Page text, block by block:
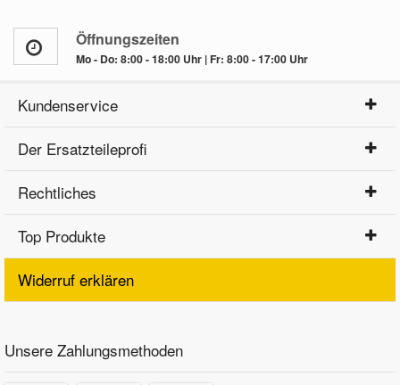
Öffnungszeiten
Mo - Do: 8:00 - 18:00 Uhr | Fr: 8:00 - 17:00 Uhr
Kundenservice
Der Ersatzteileprofi
Rechtliches
Top Produkte
Widerruf erklären
Unsere Zahlungsmethoden